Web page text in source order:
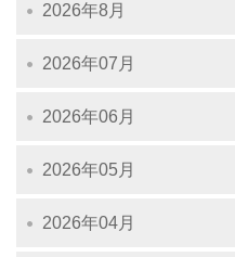
2026年8月
2026年07月
2026年06月
2026年05月
2026年04月